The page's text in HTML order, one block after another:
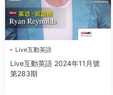
Live互動英語
Live互動英語 2024年11月號
第283期